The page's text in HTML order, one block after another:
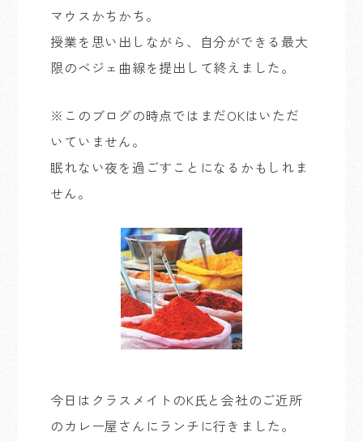
マウスかちかち。
授業を思い出しながら、自分ができる最大
限のベジェ曲線を提出して終えました。
※このブログの時点ではまだOKはいただ
いていません。
眠れない夜を過ごすことになるかもしれま
せん。
今日はクラスメイトのK氏と会社のご近所
のカレー屋さんにランチに行きました。